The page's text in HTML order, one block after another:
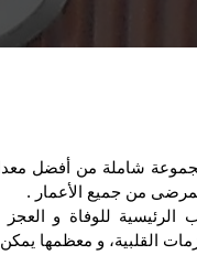
شاملة من أفضل
من جميع الأعمار .
الرئيسية للوفاة و
القلبية، و معظمها